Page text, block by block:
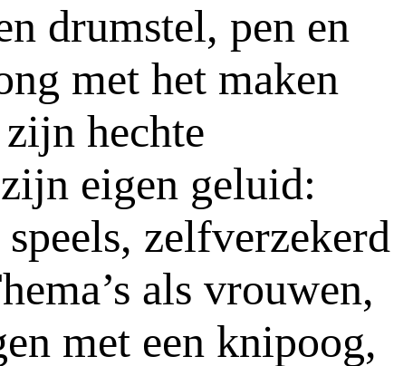
drumstel, pen en
met het maken
hechte
eigen geluid:
zelfverzekerd
als vrouwen,
met een knipoog,